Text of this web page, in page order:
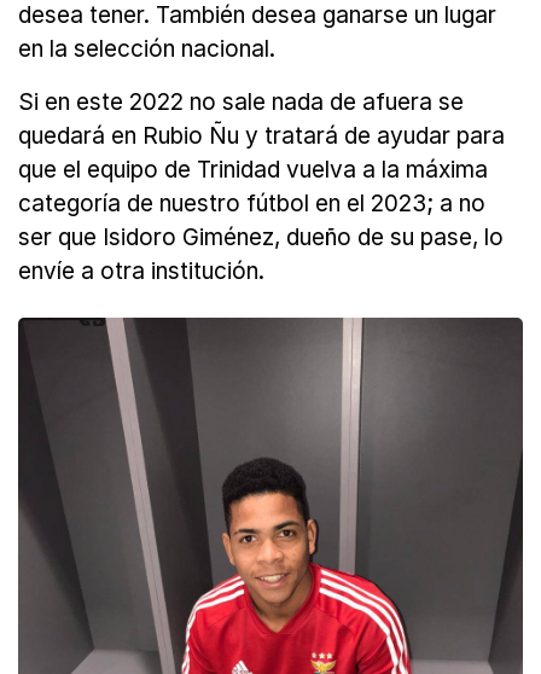
desea tener. También desea ganarse un lugar
en la selección nacional.
Si en este 2022 no sale nada de afuera se
quedará en Rubio Ñu y tratará de ayudar para
que el equipo de Trinidad vuelva a la máxima
categoría de nuestro fútbol en el 2023; a no
ser que Isidoro Giménez, dueño de su pase, lo
envíe a otra institución.